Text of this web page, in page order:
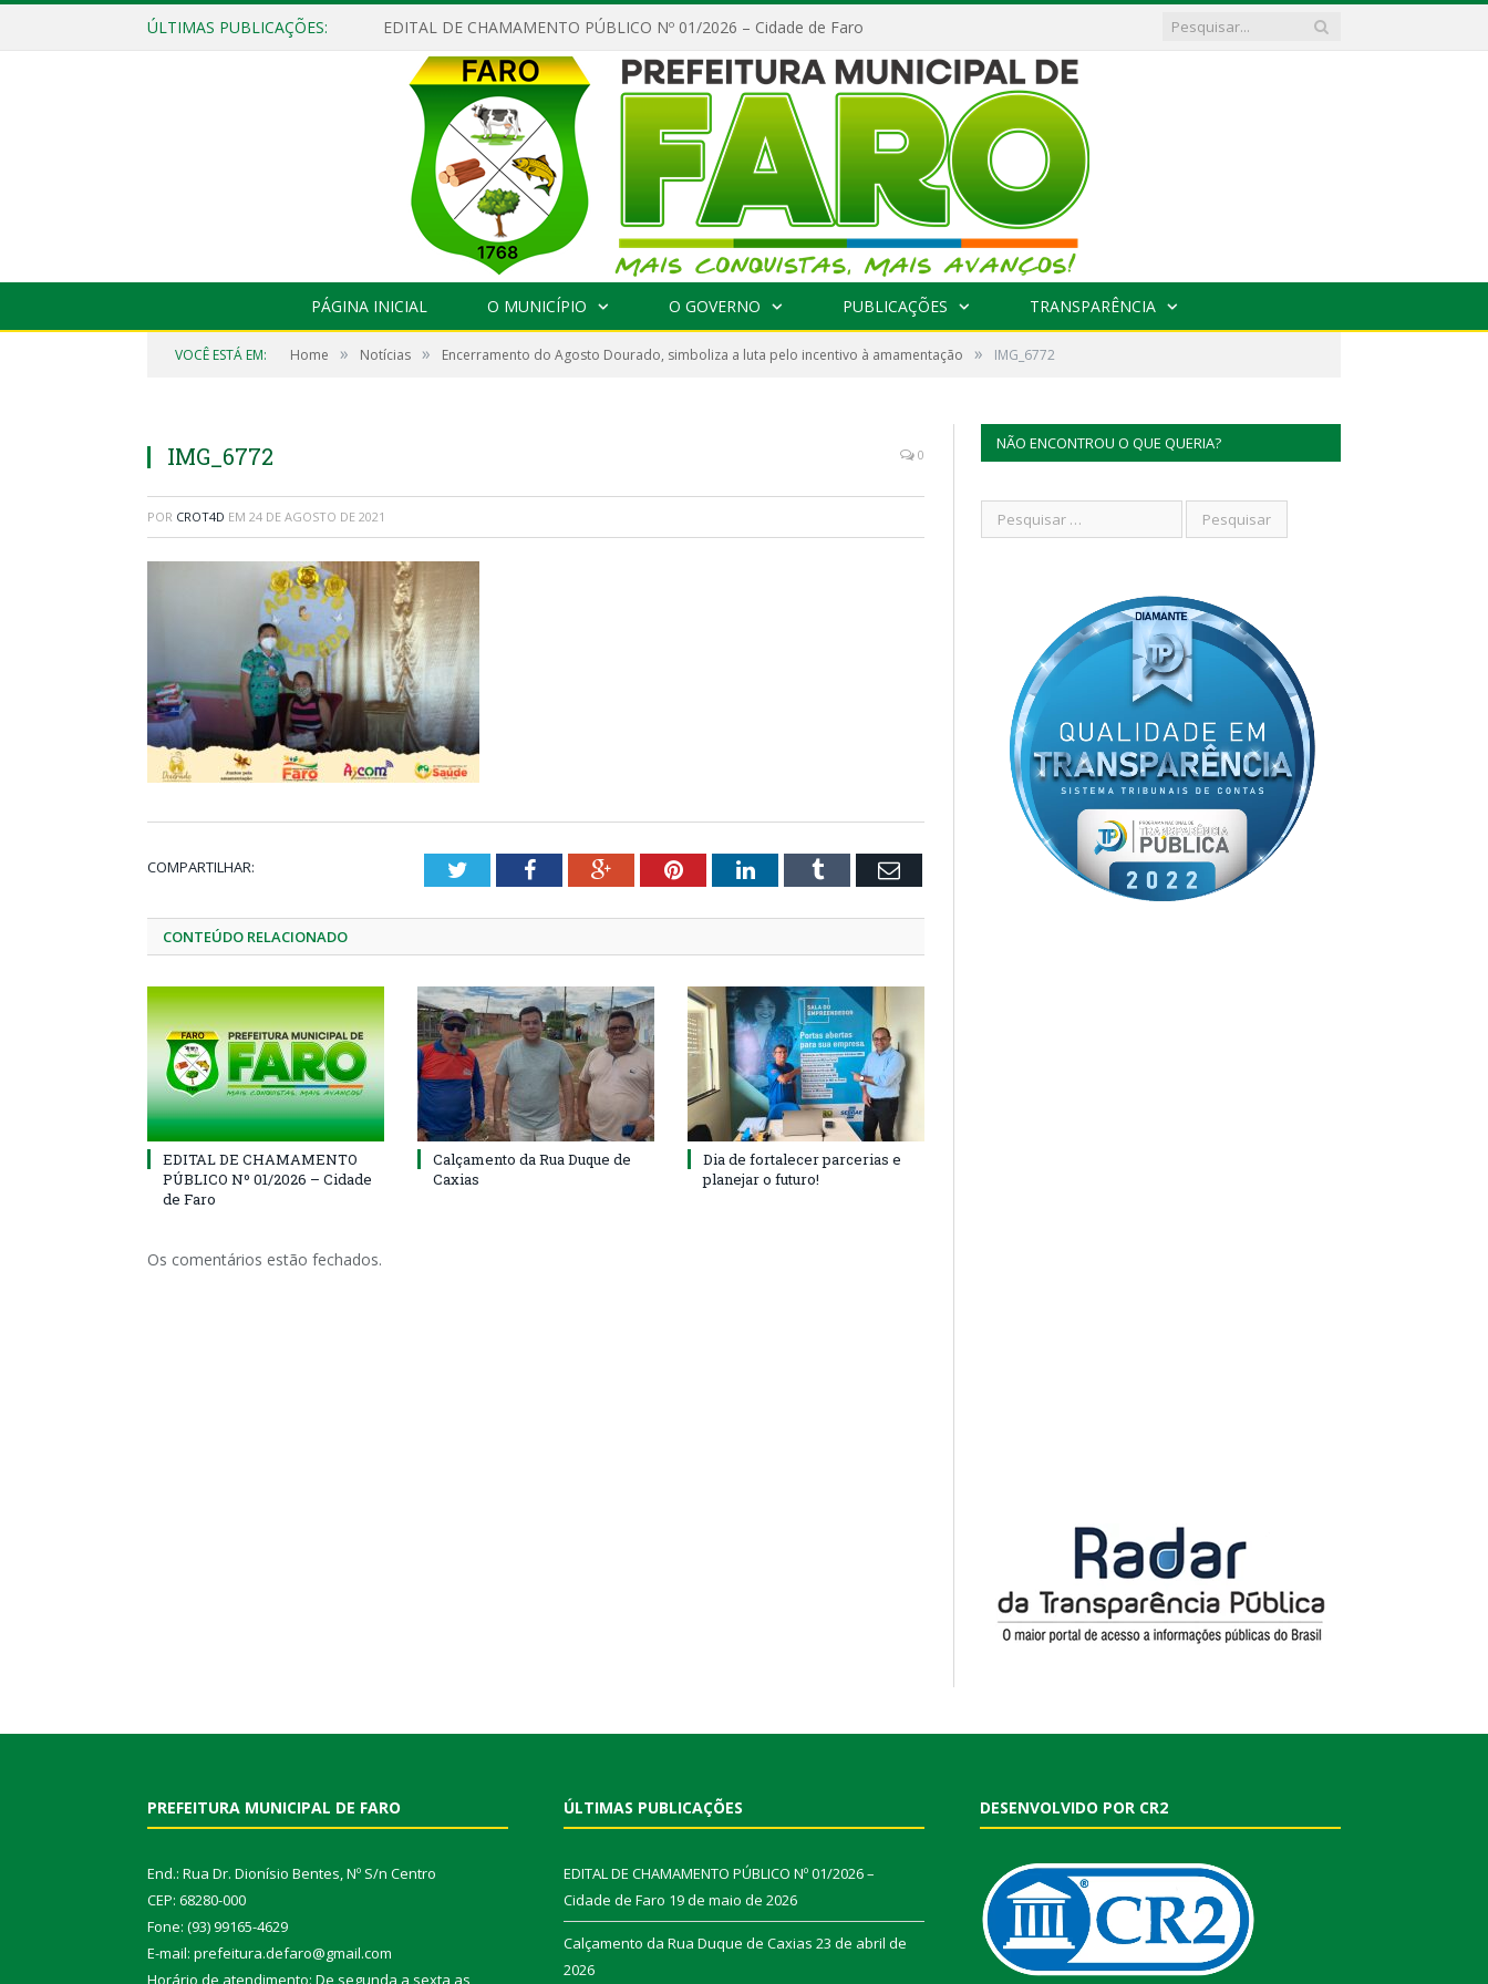
ÚLTIMAS PUBLICAÇÕES: EDITAL DE CHAMAMENTO PÚBLICO Nº 01/2026 – Cidade de Faro
PÁGINA INICIAL O MUNICÍPIO O GOVERNO PUBLICAÇÕES TRANSPARÊNCIA
VOCÊ ESTÁ EM: Home » Notícias » Encerramento do Agosto Dourado, simboliza a luta pelo incentivo à amamentação » IMG_6772
IMG_6772 0
POR CROT4D EM 24 DE AGOSTO DE 2021
COMPARTILHAR: TwitterFacebookGoogle+PinterestLinkedInTumblr Email
CONTEÚDO RELACIONADO
EDITAL DE CHAMAMENTO
PÚBLICO Nº 01/2026 – Cidade
de Faro
Calçamento da Rua Duque de
Caxias
Dia de fortalecer parcerias e
planejar o futuro!
Os comentários estão fechados.
NÃO ENCONTROU O QUE QUERIA?
PREFEITURA MUNICIPAL DE FARO
End.: Rua Dr. Dionísio Bentes, Nº S/n Centro
CEP: 68280-000
Fone: (93) 99165-4629
E-mail: prefeitura.defaro@gmail.com
Horário de atendimento: De segunda a sexta as
ÚLTIMAS PUBLICAÇÕES
EDITAL DE CHAMAMENTO PÚBLICO Nº 01/2026 –
Cidade de Faro 19 de maio de 2026
Calçamento da Rua Duque de Caxias 23 de abril de
2026
DESENVOLVIDO POR CR2